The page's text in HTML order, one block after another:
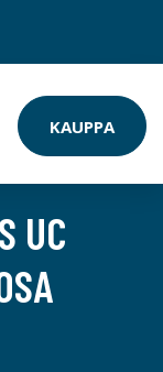
KAUPPA
UC